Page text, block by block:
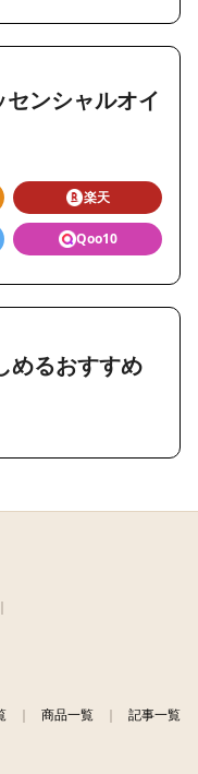
センシャルオイ
楽天
Qoo10
めるおすすめ
商品一覧 記事一覧